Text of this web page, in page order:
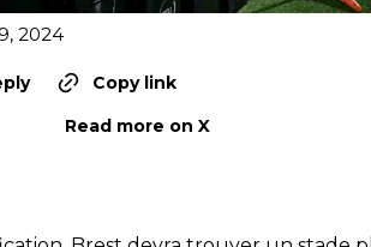
2024
Copy link
Read more on X